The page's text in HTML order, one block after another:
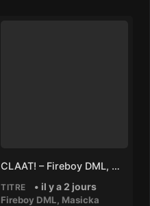
CLAAT! – Fireboy DML, Masicka
TITRE • il y a 2 jours
Fireboy DML, Masicka